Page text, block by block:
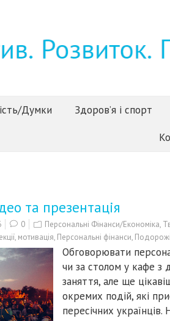
Думки Здоров’я і спорт
та презентація
0 Персональні Фінанси/Економіка,
, мотивація, Персональні фінанси, Подорожі
Обговорювати
чи за столом у кафе з
заняття, але ще
окремих подій, які
пересічних